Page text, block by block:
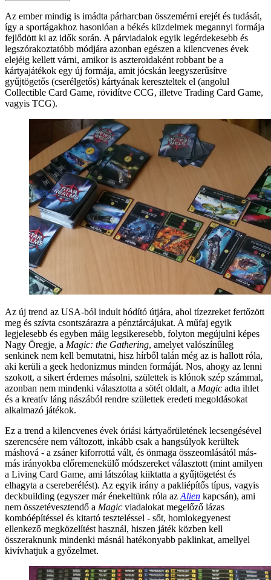
Az ember mindig is imádta párharcban összemérni erejét és tudását,
így a sportágakhoz hasonlóan a békés küzdelmek megannyi formája
fejlődött ki az idők során. A párviadalok egyik legérdekesebb és
legszórakoztatóbb módjára azonban egészen a kilencvenes évek
elejéig kellett várni, amikor is aszteroidaként robbant be a
kártyajátékok egy új formája, amit jócskán leegyszerűsítve
gyűjtögetős (cserélgetős) kártyának kereszteltek el (angolul
Collectible Card Game, rövidítve CCG, illetve Trading Card Game,
vagyis TCG).
Az új trend az USA-ból indult hódító útjára, ahol tízezreket fertőzött
meg és szívta csontszárazra a pénztárcájukat. A műfaj egyik
legjelesebb és egyben máig legsikeresebb, folyton megújulni képes
Nagy Öregje, a Magic: the Gathering, amelyet valószínűleg
senkinek nem kell bemutatni, hisz hírből talán még az is hallott róla,
aki kerüli a geek hedonizmus minden formáját. Nos, ahogy az lenni
szokott, a sikert érdemes másolni, születtek is klónok szép számmal,
azonban nem mindenki választotta a sötét oldalt, a Magic adta ihlet
és a kreatív láng nászából rendre születtek eredeti megoldásokat
alkalmazó játékok.
Ez a trend a kilencvenes évek óriási kártyaőrületének lecsengésével
szerencsére nem változott, inkább csak a hangsúlyok kerültek
máshová - a zsáner kiforrottá vált, és önmaga összeomlásától más-
más irányokba előremenekülő módszereket választott (mint amilyen
a Living Card Game, ami látszólag kiiktatta a gyűjtögetést és
elhagyta a csereberélést). Az egyik irány a pakliépítős típus, vagyis
deckbuilding (egyszer már énekeltünk róla az Alien kapcsán), ami
nem összetévesztendő a Magic viadalokat megelőző lázas
kombóépítéssel és kitartó teszteléssel - sőt, homlokegyenest
ellenkező megközelítést használ, hiszen játék közben kell
összeraknunk mindenki másnál hatékonyabb paklinkat, amellyel
kivívhatjuk a győzelmet.